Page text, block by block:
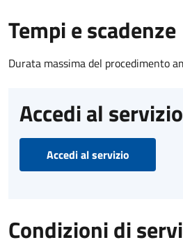
Tempi e scadenze
Durata massima del procedimento
Accedi al servizio
Accedi al servizio
Condizioni di